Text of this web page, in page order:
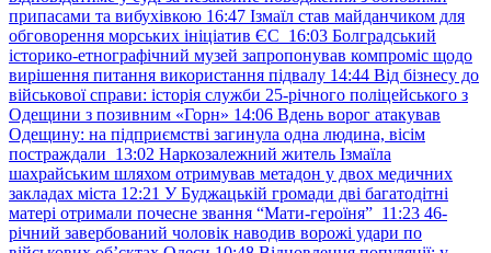
припасами та вибухівкою 16:47 Ізмаїл став майданчиком для
обговорення морських ініціатив ЄС 16:03 Болградський
історико-етнографічний музей запропонував компроміс щодо
вирішення питання використання підвалу 14:44 Від бізнесу до
військової справи: історія служби 25-річного поліцейського з
Одещини з позивним «Горн» 14:06 Вдень ворог атакував
Одещину: на підприємстві загинула одна людина, вісім
постраждали 13:02 Наркозалежний житель Ізмаїла
шахрайським шляхом отримував метадон у двох медичних
закладах міста 12:21 У Буджацькій громади дві багатодітні
матері отримали почесне звання “Мати-героїня” 11:23 46-
річний завербований чоловік наводив ворожі удари по